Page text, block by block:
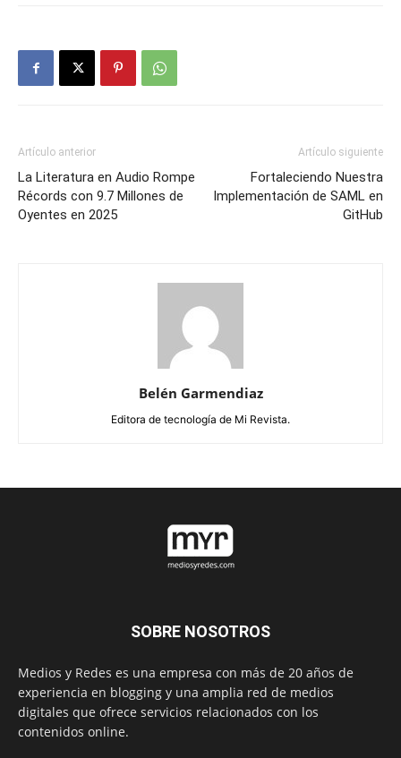
Artículo anterior
La Literatura en Audio Rompe
Récords con 9.7 Millones de
Oyentes en 2025
Artículo siguiente
Fortaleciendo Nuestra
Implementación de SAML en
GitHub
Belén Garmendiaz
Editora de tecnología de Mi Revista.
SOBRE NOSOTROS
Medios y Redes es una empresa con más de 20 años de
experiencia en blogging y una amplia red de medios
digitales que ofrece servicios relacionados con los
contenidos online.